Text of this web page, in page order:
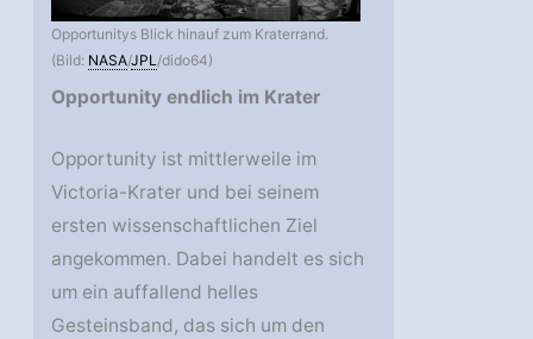
Opportunitys Blick hinauf zum Kraterrand.
(Bild: NASA/JPL /dido64)
Opportunity endlich im Krater
Opportunity ist mittlerweile im
Victoria-Krater und bei seinem
ersten wissenschaftlichen Ziel
angekommen. Dabei handelt es sich
um ein auffallend helles
Gesteinsband, das sich um den